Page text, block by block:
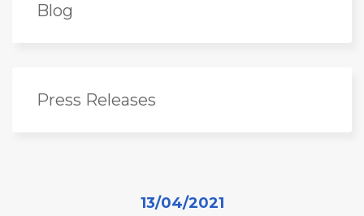
Blog
Press Releases
13/04/2021